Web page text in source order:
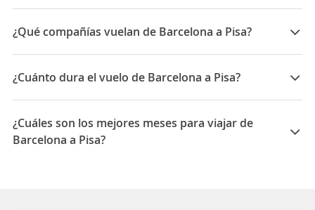
¿Qué compañías vuelan de Barcelona a Pisa?
Las compañías que vuelan de Barcelona a Pisa son:
Vueling, KLM, ITA Airways
¿Cuánto dura el vuelo de Barcelona a Pisa?
La duración media para viajar entre Barcelona y Pisa
es 05:35
¿Cuáles son los mejores meses para viajar de
Barcelona a Pisa?